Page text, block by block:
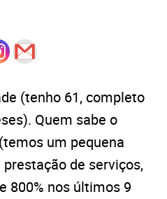
(tenho 61, completo
Quem sabe o
um pequena
de serviços,
800% nos últimos 9